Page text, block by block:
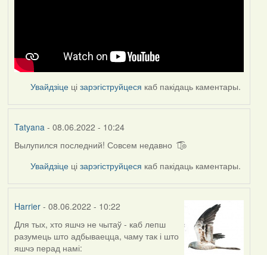
Увайдзіце цізарэгіструйцеся каб пакідаць каментары.
Tatyana- 08.06.2022 - 10:24
Вылупился последний! Совсем недавно ͡๏̮͡๏
Увайдзіце цізарэгіструйцеся каб пакідаць каментары.
Harrier- 08.06.2022 - 10:22
Для тых, хто яшчэ не чытаў - каб лепш
разумець што адбываецца, чаму так і што
яшчэ перад намі: